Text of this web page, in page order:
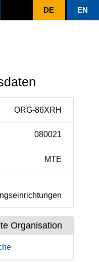
DE EN
ORG-86XRH
080021
MTE
Organisation